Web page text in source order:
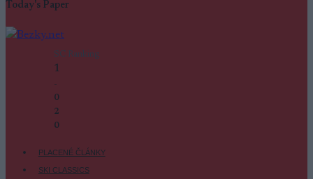
Today's Paper
SC Ranking
1
-
0
2
-
0
PLACENÉ ČLÁNKY
SKI CLASSICS